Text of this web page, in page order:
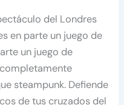
del Londres
en parte un juego de
un juego de
steampunk. Defiende
de tus cruzados del